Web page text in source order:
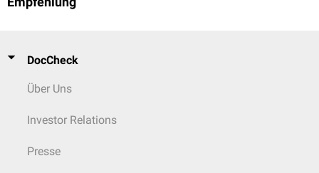
DocCheck
Über Uns
Investor Relations
Presse